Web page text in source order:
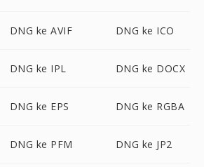
DNG ke AVIF DNG ke ICO
DNG ke IPL DNG ke DOCX
DNG ke EPS DNG ke RGBA
DNG ke PFM DNG ke JP2